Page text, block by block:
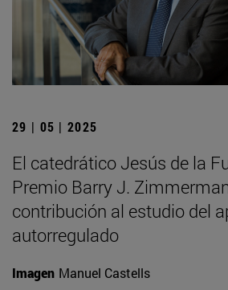
29 | 05 | 2025
El catedrático Jesús de la
Premio Barry J.
contribución al estudio del
autorregulado
Imagen Manuel Castells